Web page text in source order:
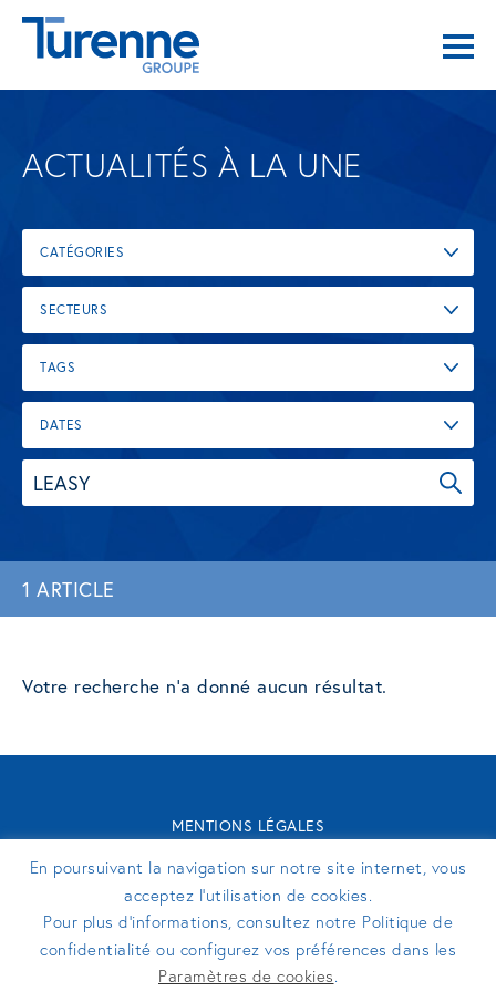
ACTUALITÉS À LA UNE
CATÉGORIES
SECTEURS
TAGS
DATES
1 ARTICLE
Votre recherche n'a donné aucun résultat.
MENTIONS LÉGALES
TURENNE GROUPE 2026 - SITE RÉALISÉ PAR
SUIVEZ-NOUS
En poursuivant la navigation sur notre site internet, vous
acceptez l’utilisation de cookies.
Pour plus d’informations, consultez notre Politique de
confidentialité ou configurez vos préférences dans les
Paramètres de cookies.